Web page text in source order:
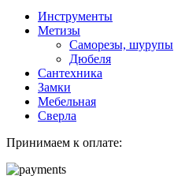
Инструменты
Метизы
Саморезы, шурупы
Дюбеля
Сантехника
Замки
Мебельная
Сверла
Принимаем к оплате: